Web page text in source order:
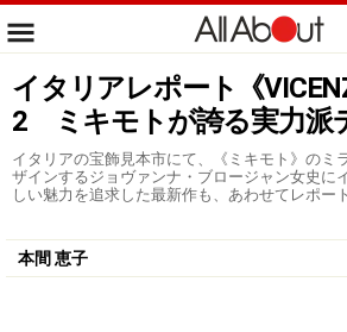
イタリアレポート《
2 ミキモトが誇る実力派
イタリアの宝飾見本市にて、《ミキモト》のミ
ザインするジョヴァンナ・ブロージャン女史に
しい魅力を追求した最新作も、あわせてレポー
本間 恵子